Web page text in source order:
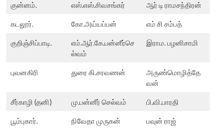
குன்னம். எஸ்.எஸ்.சிவசங்கர் ஆர் டி ராமசந்திரன்
கடலூர். கோ.அய்யப்பன் எம் சி சம்பத்
குறிஞ்சிப்பாடி.
எம்.ஆர்.கே.பன்னீர்செ
ல்வம்
இராம. பழனிசாமி
புவனகிரி துரை கி.சரவணன்
அருண்மொழித்தே
வன்
சீர்காழி (தனி) மு.பன்னீர் செல்வம் பி.வி.பாரதி
பூம்புகார். நிவேதா முருகன் பவுன் ராஜ்